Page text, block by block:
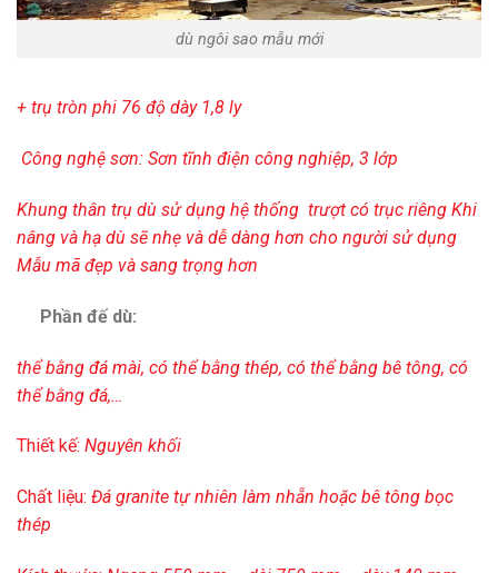
dù ngôi sao mẫu mới
+ trụ tròn phi 76 độ dày 1,8 ly
Công nghệ sơn: Sơn tĩnh điện công nghiệp, 3 lớp
Khung thân trụ dù sử dụng hệ thống trượt có trục riêng Khi
nâng và hạ dù sẽ nhẹ và dễ dàng hơn cho người sử dụng
Mẫu mã đẹp và sang trọng hơn
Phần đế dù:
thể bằng đá mài, có thể bằng thép, có thể bằng bê tông, có
thể bằng đá,…
Thiết kế: Nguyên khối
Chất liệu: Đá granite tự nhiên làm nhẵn hoặc bê tông bọc
thép